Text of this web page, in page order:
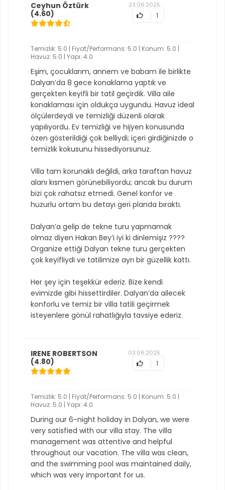
Ceyhun Öztürk
(4.60)
23.06.2025
1
Temizlik: 5.0 | Fiyat/Performans: 5.0 | Konum: 5.0 |
Havuz: 5.0 | Yapı: 4.0
Eşim, çocuklarım, annem ve babam ile birlikte
Dalyan’da 8 gece konaklama yaptık ve
gerçekten keyifli bir tatil geçirdik. Villa aile
konaklaması için oldukça uygundu. Havuz ideal
ölçülerdeydi ve temizliği düzenli olarak
yapılıyordu. Ev temizliği ve hijyen konusunda
özen gösterildiği çok belliydi; içeri girdiğinizde o
temizlik kokusunu hissediyorsunuz.
Villa tam korunaklı değildi, arka taraftan havuz
alanı kısmen görünebiliyordu; ancak bu durum
bizi çok rahatsız etmedi. Genel konfor ve
huzurlu ortam bu detayı geri planda bıraktı.
Dalyan’a gelip de tekne turu yapmamak
olmaz diyen Hakan Bey’i iyi ki dinlemişiz ????
Organize ettiği Dalyan tekne turu gerçekten
çok keyifliydi ve tatilimize ayrı bir güzellik kattı.
Her şey için teşekkür ederiz. Bize kendi
evimizde gibi hissettirdiler. Dalyan’da ailecek
konforlu ve temiz bir villa tatili geçirmek
isteyenlere gönül rahatlığıyla tavsiye ederiz.
IRENE ROBERTSON
(4.80)
03.06.2025
1
Temizlik: 5.0 | Fiyat/Performans: 5.0 | Konum: 5.0 |
Havuz: 5.0 | Yapı: 4.0
During our 6-night holiday in Dalyan, we were
very satisfied with our villa stay. The villa
management was attentive and helpful
throughout our vacation. The villa was clean,
and the swimming pool was maintained daily,
which was very important for us.